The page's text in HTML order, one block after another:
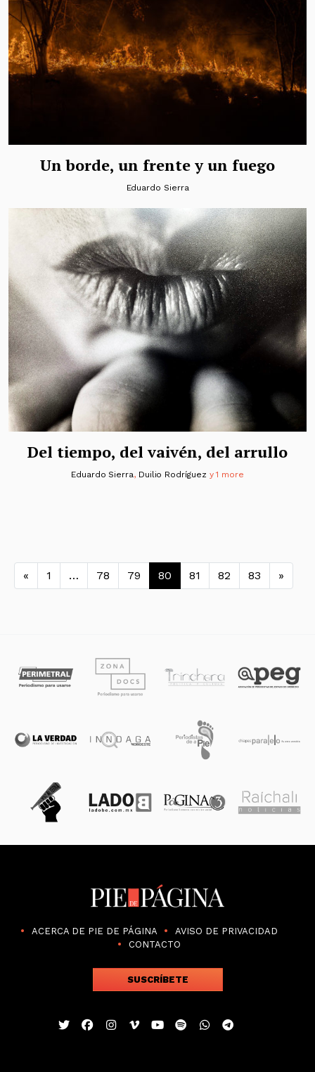
Un borde, un frente y un fuego
Eduardo Sierra
Del tiempo, del vaivén, del arrullo
Eduardo Sierra, Duilio Rodríguez y 1 more
Navegación de entradas
« 1 … 78 79 80 81 82 83 »
ACERCA DE PIE DE PÁGINA
AVISO DE PRIVACIDAD
CONTACTO
SUSCRÍBETE